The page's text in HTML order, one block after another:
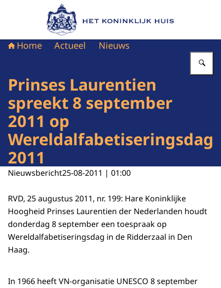
Naar de homepage van Het Koninklijk Huis
Home Actueel Nieuws
Prinses Laurentien
spreekt 8 september
2011 op
Wereldalfabetiseringsdag
2011
Nieuwsbericht25-08-2011 | 01:00
RVD, 25 augustus 2011, nr. 199: Hare Koninklijke
Hoogheid Prinses Laurentien der Nederlanden houdt
donderdag 8 september een toespraak op
Wereldalfabetiseringsdag in de Ridderzaal in Den
Haag.
In 1966 heeft VN-organisatie UNESCO 8 september